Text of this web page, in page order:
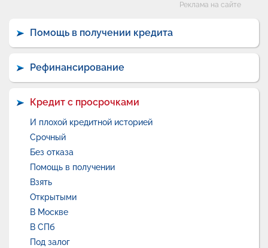
Реклама на сайте
Помощь в получении кредита
Рефинансирование
Кредит с просрочками
И плохой кредитной историей
Срочный
Без отказа
Помощь в получении
Взять
Открытыми
В Москве
В СПб
Под залог